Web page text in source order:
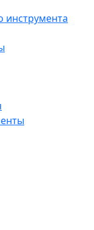
инструмента